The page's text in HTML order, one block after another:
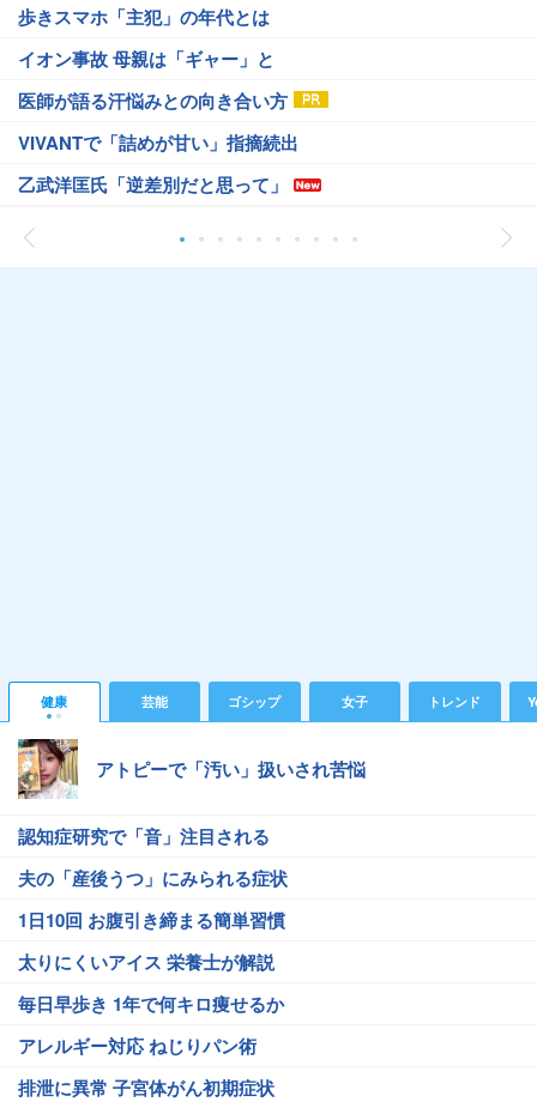
歩きスマホ「主犯」の年代とは
イオン事故 母親は「ギャー」と
医師が語る汗悩みとの向き合い方
VIVANTで「詰めが甘い」指摘続出
乙武洋匡氏「逆差別だと思って」
健康 芸能 ゴシップ 女子 トレンド
アトピーで「汚い」扱いされ苦悩
認知症研究で「音」注目される
夫の「産後うつ」にみられる症状
1日10回 お腹引き締まる簡単習慣
太りにくいアイス 栄養士が解説
毎日早歩き 1年で何キロ痩せるか
アレルギー対応 ねじりパン術
排泄に異常 子宮体がん初期症状